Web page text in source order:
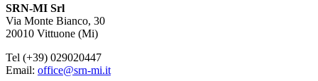
SRN-MI Srl
Via Monte Bianco, 30
20010 Vittuone (Mi)
Tel (+39) 029020447
Email: office@srn-mi.it